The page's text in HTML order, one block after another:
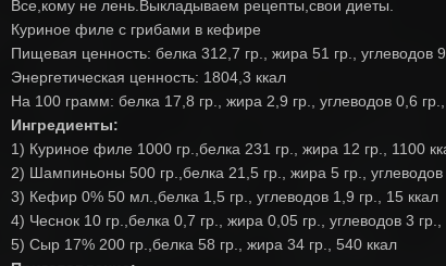
Все,кому не лень.Выкладываем рецепты,свои диеты.
Куриное филе с грибами в кефире
Пищевая ценность: белка 312,7 гр., жира 51 гр., углеводов
Энергетическая ценность: 1804,3 ккал
На 100 грамм: белка 17,8 гр., жира 2,9 гр., углеводов 0,6
Ингредиенты:
1) Куриное филе 1000 гр.,белка 231 гр., жира 12 гр., 1100
2) Шампиньоны 500 гр.,белка 21,5 гр., жира 5 гр., углеводов
3) Кефир 0% 50 мл.,белка 1,5 гр., углеводов 1,9 гр., 15 ккал
4) Чеснок 10 гр.,белка 0,7 гр., жира 0,05 гр., углеводов 3 гр.,
5) Сыр 17% 200 гр.,белка 58 гр., жира 34 гр., 540 ккал